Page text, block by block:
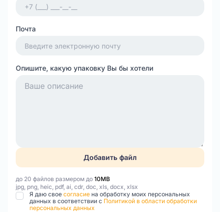
транспортировки, складирования различных
Купить гофролотки для мяса, овощей, ягод и других
Предлагаем высокое качество, широкий
задачи.
Почта
Опишите, какую упаковку Вы бы хотели
Добавить файл
до 20 файлов размером до 10MB
jpg, png, heic, pdf, ai, cdr, doc, xls, docx, xlsx
Я даю свое согласие на обработку моих персональных
данных в соответствии с Политикой в области обработки
персональных данных